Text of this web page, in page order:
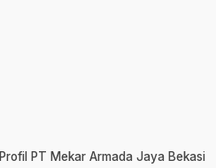
Profil PT Mekar Armada Jaya Bekasi